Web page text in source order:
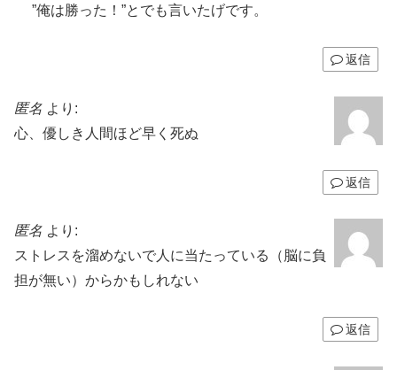
”俺は勝った！”とでも言いたげです。
返信
匿名 より:
心、優しき人間ほど早く死ぬ
返信
匿名 より:
ストレスを溜めないで人に当たっている（脳に負
担が無い）からかもしれない
返信